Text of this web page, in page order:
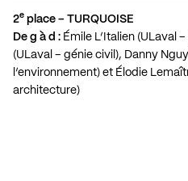
2e place – TURQUOISE
De g à d : Émile L’Italien (ULaval
(ULaval – génie civil), Danny
l’environnement) et Élodie
architecture)